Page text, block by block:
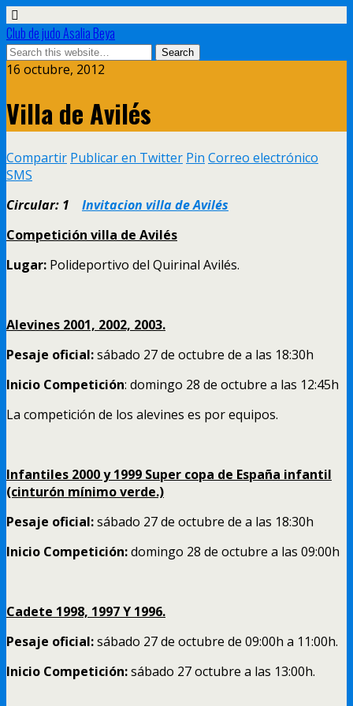
Club de judo Asalia Beya
16 octubre, 2012
Villa de Avilés
Compartir Publicar en Twitter Pin Correo electrónico
SMS
Circular: 1 Invitacion villa de Avilés
Competición villa de Avilés
Lugar: Polideportivo del Quirinal Avilés.
Alevines 2001, 2002, 2003.
Pesaje oficial:sábado 27 de octubre de a las 18:30h
Inicio Competición: domingo 28 de octubre a las 12:45h
La competición de los alevines es por equipos.
Infantiles 2000 y 1999 Super copa de España infantil
(cinturón mínimo verde.)
Pesaje oficial:sábado 27 de octubre de a las 18:30h
Inicio Competición:domingo 28 de octubre a las 09:00h
Cadete 1998, 1997 Y 1996.
Pesaje oficial:sábado 27 de octubre de 09:00h a 11:00h.
Inicio Competición:sábado 27 octubre a las 13:00h.